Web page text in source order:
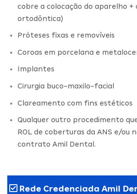
cobre a colocação do aparelho +
ortodôntica)
Próteses fixas e removíveis
Coroas em porcelana e
Implantes
Cirurgia buco-maxilo-facial
Clareamento com fins estéticos
Qualquer outro procedimento
ROL de coberturas da ANS e/ou
contrato Amil Dental.
Rede Credenciada Amil